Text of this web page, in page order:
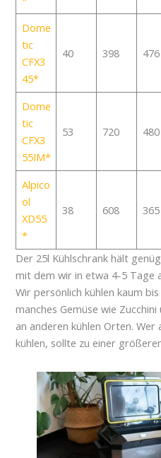
Dome
tic
CFX3
45
40 398 476
Dome
tic
CFX3
55IM
53 720 480
Alpico
ol
XD55
38 608 365
Der 25l Kühlschrank hält
mit dem wir in etwa 4-5 Tage
Wir persönlich kühlen kaum
manches Gemüse wie
an anderen kühlen Orten. Wer
kühlen, sollte zu einer